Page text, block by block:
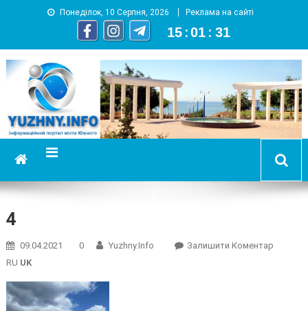
Понеділок, 10 Серпня, 2026 Реклама на сайті
15 :01 : 32
YUZHNY.INFO
информационный портал города Южный
4
09.04.2021 0 Yuzhny.info Залишити КоментарOn
RU UK